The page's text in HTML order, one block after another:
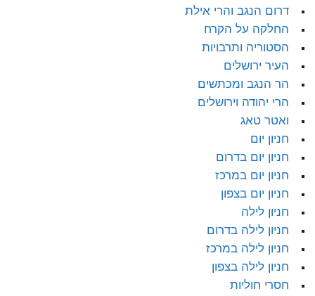
דרום הנגב והרי אילת
החלקה על הקרח
הסטוריה ותרבויות
העיר ירושלים
הר הנגב ומכתשים
הרי יהודה וירושלים
ואטר טאג
חניון יום
חניון יום בדרום
חניון יום במרכז
חניון יום בצפון
חניון לילה
חניון לילה בדרום
חניון לילה במרכז
חניון לילה בצפון
חסרי חוליות